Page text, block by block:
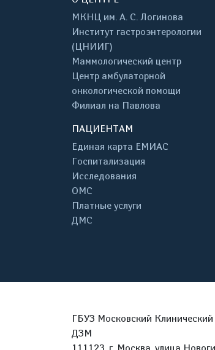
МКНЦ им. А. С. Логинова
Институт гастроэнтерологии
(ЦНИИГ)
Маммологический центр
Центр амбулаторной
онкологической помощи
Филиал на Павлова
ПАЦИЕНТАМ
Единая карта ЕМИАС
Госпитализация
Исследования
ОМС
Платные услуги
ДМС
ГБУЗ Московский
ДЗМ